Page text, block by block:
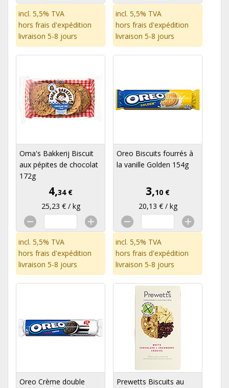
incl. 5,5% TVA
hors frais d'expédition
livraison 5-8 jours
incl. 5,5% TVA
hors frais d'expédition
livraison 5-8 jours
Oma's Bakkerij Biscuit
aux pépites de chocolat
172g
4,34 €
25,23 € / kg
incl. 5,5% TVA
hors frais d'expédition
livraison 5-8 jours
Oreo Biscuits fourrés à
la vanille Golden 154g
3,10 €
20,13 € / kg
incl. 5,5% TVA
hors frais d'expédition
livraison 5-8 jours
Oreo Crème double
Prewetts Biscuits au